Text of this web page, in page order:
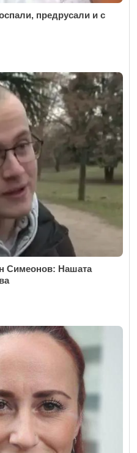
предрусали и с
Симеонов: Нашата